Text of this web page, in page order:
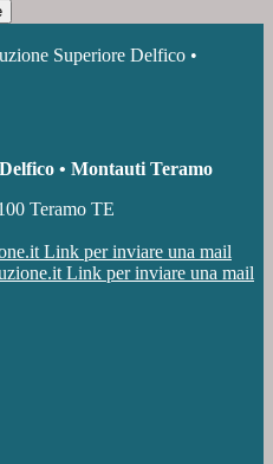
Superiore Delfico •
• Montauti Teramo
Teramo TE
Link per inviare una mail
Link per inviare una mail